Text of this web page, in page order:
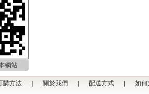
網站
購方法 | 關於我們 | 配送方式 | 如何